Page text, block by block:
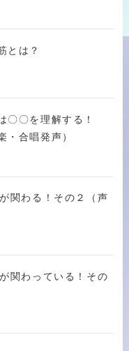
とは？
〇〇を理解する！
・合唱発声）
関わる！その２（声
関わっている！その